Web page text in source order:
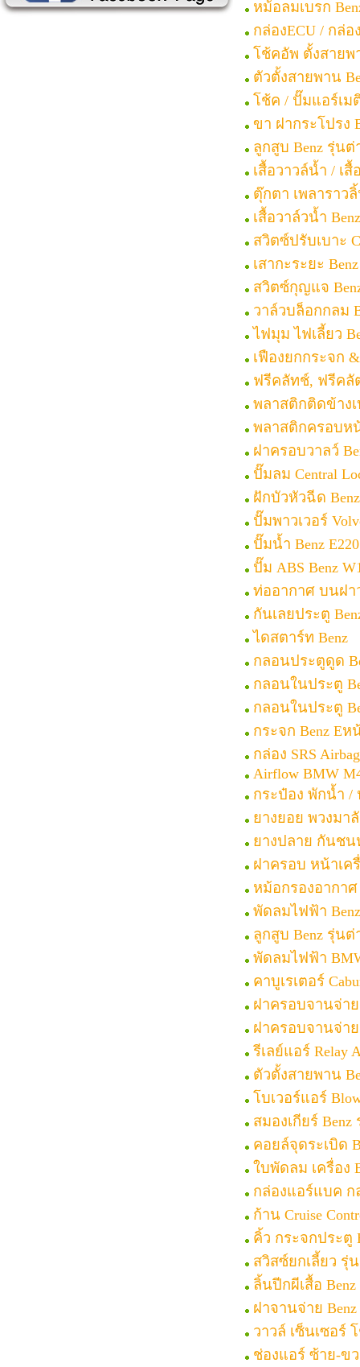
หม้อลมเบรก
กล่องECU / กล่
โช้คอัพ ตั้งสายพ
ตัวตั้งสายพาน
โช้ค / ปั๊มแอร์เม
ขา ฝากระโปรง
ลูกสูบ Benz รุ่น
เสื้อวาวล์น้ำ / เ
ตุ๊กตา เพลาราว
เสื้อวาล์วน้ำ
สวิตซ์ปรับเบาะ C
เสากะระยะ Benz
สวิตซ์กุญแจ
วาล์วบล็อกกลม
ไฟมุม ไฟเลี้ยว
เฟืองยกกระจก
ฟรีคลัทช์, ฟรีคลัต
พลาสติกติดข้างเ
พลาสติกครอบหน้
ฝาครอบวาลว์
ปั๊มลม Central
ฝักบัวหัวฉีด Benz
ปั๊มพาวเวอร์
ปั๊มน้ำ Benz E220
ปั๊ม ABS Benz
ท่ออากาศ บนฝา
กันเลยประตู
ไดสตาร์ท Benz
กลอนประตูดูด
กลอนในประตู
กลอนในประตู
กระจก Benz Eห
กล่อง SRS
Airflow BMW
กระป๋อง พักน้ำ /
ยางยอย พวงมา
ยางปลาย กันชน
ฝาครอบ หน้าเค
หม้อกรองอากา
พัดลมไฟฟ้า
ลูกสูบ Benz รุ่น
พัดลมไฟฟ้า
คาบูเรเตอร์
ฝาครอบจานจ่า
ฝาครอบจานจ่า
รีเลย์แอร์ Relay
ตัวตั้งสายพาน
โบเวอร์แอร์
สมองเกียร์
คอยล์จุดระเบิด
ใบพัดลม เครื่อง
กล่องแอร์แบค ก
ก้าน Cruise
คิ้ว กระจกประตู
สวิสซ์ยกเลี้ยว รุ่
ลิ้นปีกผีเสื้อ
ฝาจานจ่าย
วาวล์ เซ็นเซอร์
ช่องแอร์ ซ้าย-ข